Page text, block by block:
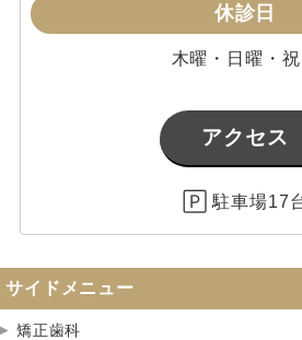
休診日
木曜・日曜・祝
アクセス
🄿 駐車場17
サイドメニュー
矯正歯科